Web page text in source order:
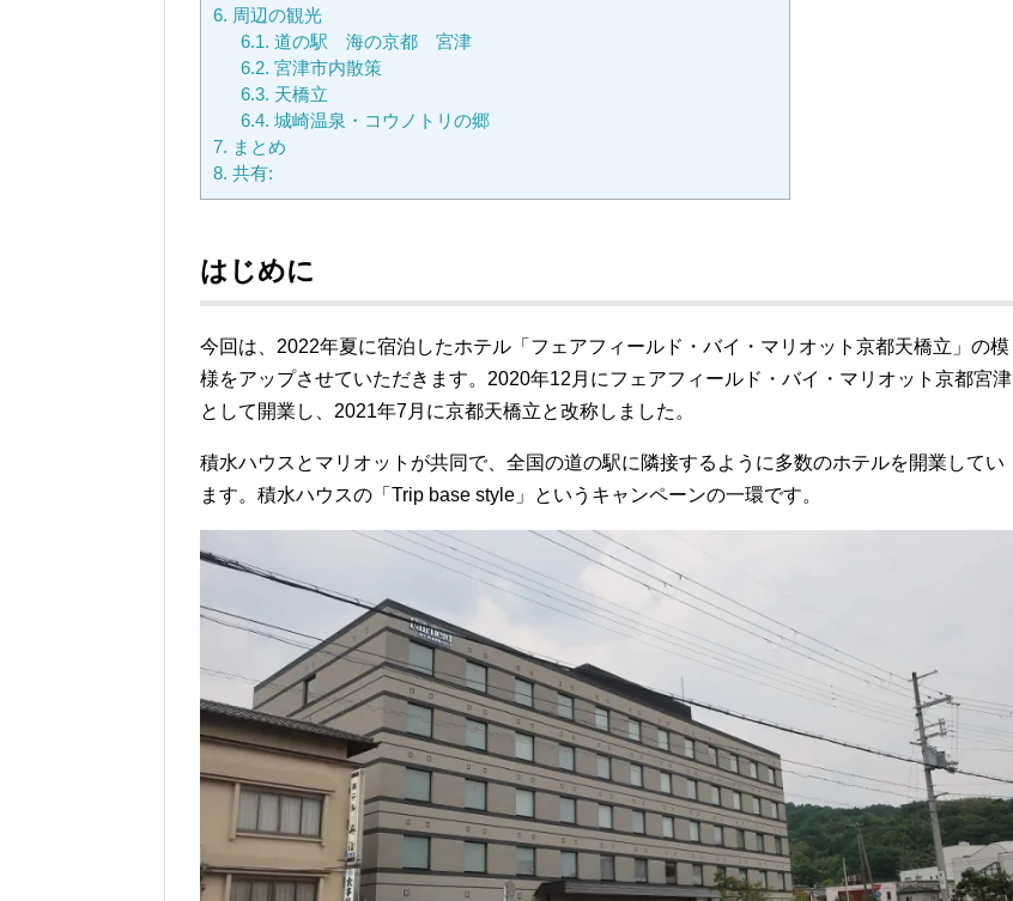
6. 周辺の観光
6.1. 道の駅 海の京都 宮津
6.2. 宮津市内散策
6.3. 天橋立
6.4. 城崎温泉・コウノトリの郷
7. まとめ
8. 共有:
はじめに
今回は、2022年夏に宿泊したホテル「フェアフィールド・バイ・マリオット京都天橋立」の模
様をアップさせていただきます。2020年12月にフェアフィールド・バイ・マリオット京都宮津
として開業し、2021年7月に京都天橋立と改称しました。
積水ハウスとマリオットが共同で、全国の道の駅に隣接するように多数のホテルを開業してい
ます。積水ハウスの「Trip base style」というキャンペーンの一環です。